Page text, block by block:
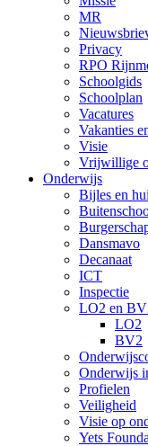
MR
Privacy
RPO
Schoolgids
Schoolplan
Vacatures
Vakanties
Visie
Vrijwillige
Onderwijs
Bijles en
Dansmavo
Decanaat
ICT
Inspectie
LO2 en
LO2
BV2
Onderwijs
Profielen
Veiligheid
Visie op
Yets